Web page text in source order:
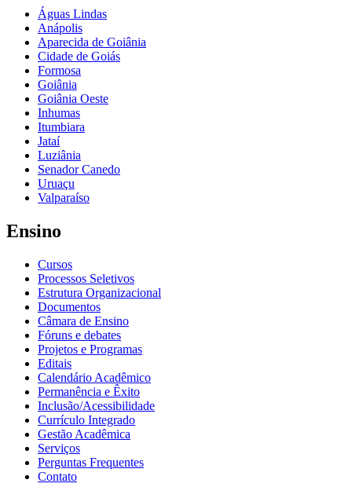
Águas Lindas
Anápolis
Aparecida de Goiânia
Cidade de Goiás
Formosa
Goiânia
Goiânia Oeste
Inhumas
Itumbiara
Jataí
Luziânia
Senador Canedo
Uruaçu
Valparaíso
Ensino
Cursos
Processos Seletivos
Estrutura Organizacional
Documentos
Câmara de Ensino
Fóruns e debates
Projetos e Programas
Editais
Calendário Acadêmico
Permanência e Êxito
Inclusão/Acessibilidade
Currículo Integrado
Gestão Acadêmica
Serviços
Perguntas Frequentes
Contato